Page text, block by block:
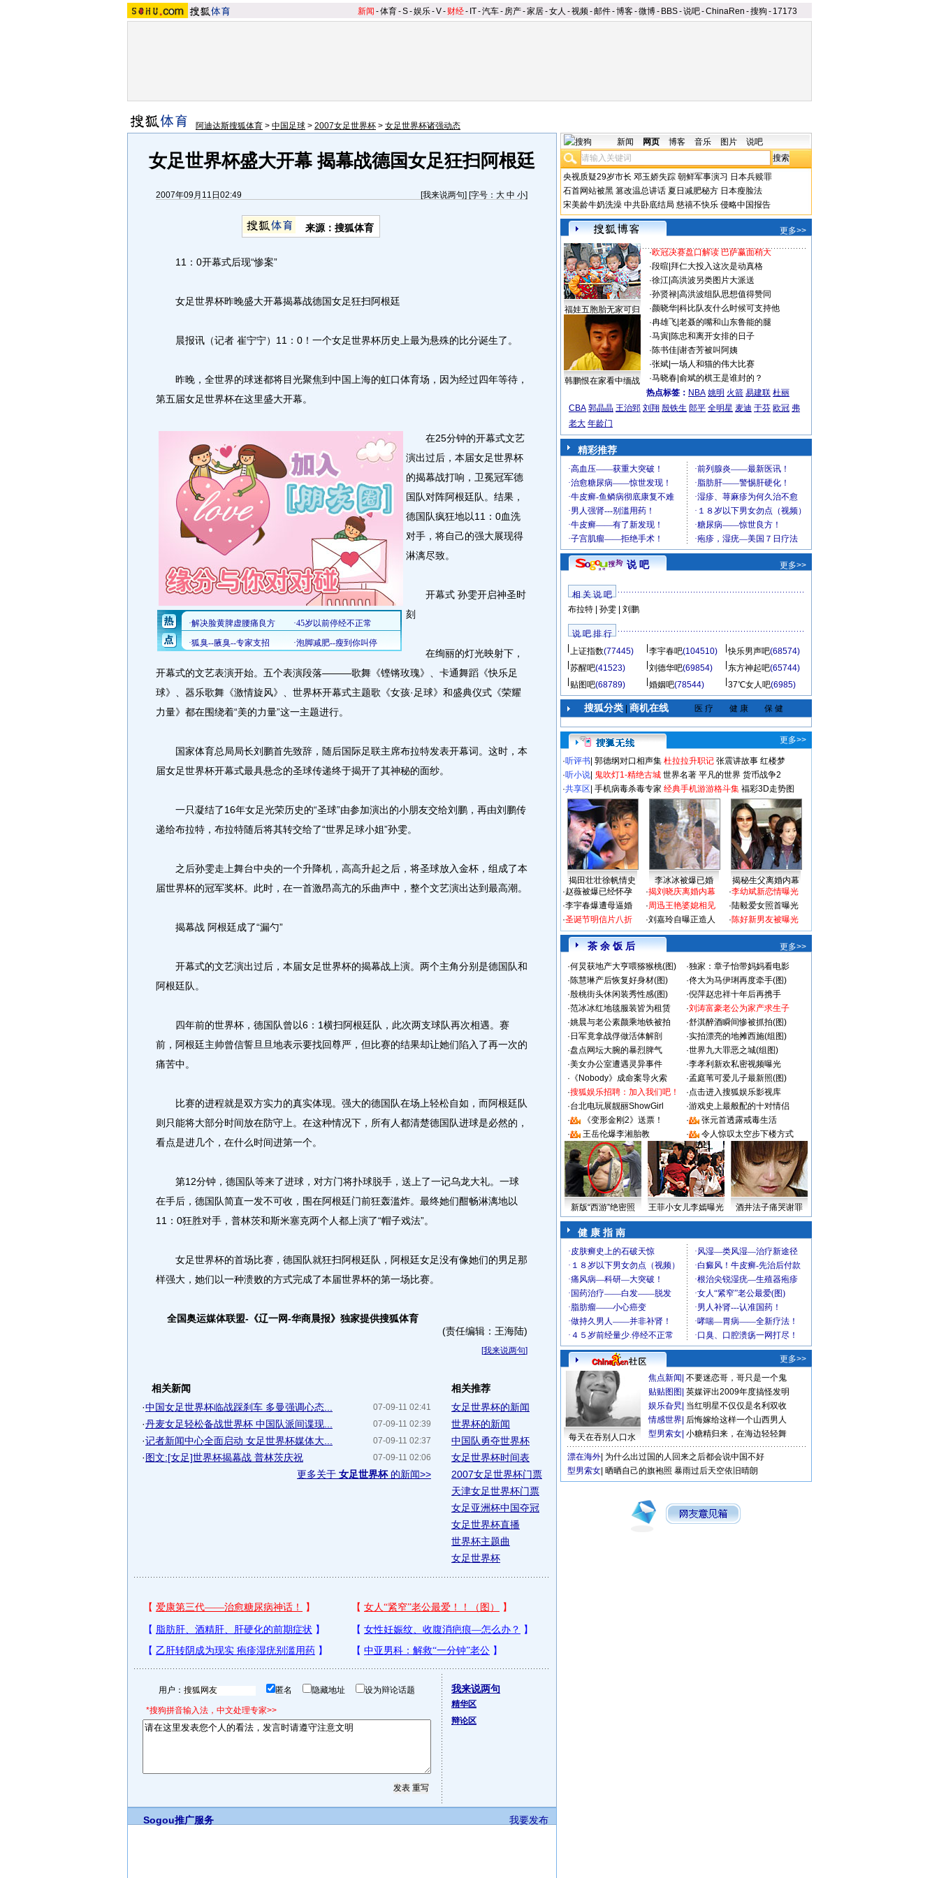
新闻 -体育-S-娱乐-V- 财经- IT-汽车- 房产-家居-女人 -视频-邮件-博客-微博- BBS-说吧-ChinaRen -搜狗 - 17173
阿迪达斯搜狐体育 > 中国足球 > 2007女足世界杯 > 女足世界杯诸强动态
女足世界杯盛大开幕 揭幕战德国女足狂扫阿根廷
2007年09月11日02:49 [我来说两句] [字号： 大 中 小]
来源：搜狐体育
11：0开幕式后现“惨案”
女足世界杯昨晚盛大开幕揭幕战德国女足狂扫阿根廷
晨报讯（记者 崔宁宁）11：0！一个女足世界杯历史上最为悬殊的比分诞生了。
昨晚，全世界的球迷都将目光聚焦到中国上海的虹口体育场，因为经过四年等待，
第五届女足世界杯在这里盛大开幕。
在25分钟的开幕式文艺
演出过后，本届女足世界杯
的揭幕战打响，卫冕冠军德
国队对阵阿根廷队。结果，
德国队疯狂地以11：0血洗
对手，将自己的强大展现得
淋漓尽致。
开幕式 孙雯开启神圣时
刻
在绚丽的灯光映射下，
开幕式的文艺表演开始。五个表演段落———歌舞《铿锵玫瑰》、卡通舞蹈《快乐足
球》、器乐歌舞《激情旋风》、世界杯开幕式主题歌《女孩·足球》和盛典仪式《荣耀
力量》都在围绕着“美的力量”这一主题进行。
国家体育总局局长刘鹏首先致辞，随后国际足联主席布拉特发表开幕词。这时，本
届女足世界杯开幕式最具悬念的圣球传递终于揭开了其神秘的面纱。
一只凝结了16年女足光荣历史的“圣球”由参加演出的小朋友交给刘鹏，再由刘鹏传
递给布拉特，布拉特随后将其转交给了“世界足球小姐”孙雯。
之后孙雯走上舞台中央的一个升降机，高高升起之后，将圣球放入金杯，组成了本
届世界杯的冠军奖杯。此时，在一首激昂高亢的乐曲声中，整个文艺演出达到最高潮。
揭幕战 阿根廷成了“漏勺”
开幕式的文艺演出过后，本届女足世界杯的揭幕战上演。两个主角分别是德国队和
阿根廷队。
四年前的世界杯，德国队曾以6：1横扫阿根廷队，此次两支球队再次相遇。赛
前，阿根廷主帅曾信誓旦旦地表示要找回尊严，但比赛的结果却让她们陷入了再一次的
痛苦中。
比赛的进程就是双方实力的真实体现。强大的德国队在场上轻松自如，而阿根廷队
则只能将大部分时间放在防守上。在这种情况下，所有人都清楚德国队进球是必然的，
看点是进几个，在什么时间进第一个。
第12分钟，德国队等来了进球，对方门将扑球脱手，送上了一记乌龙大礼。一球
在手后，德国队简直一发不可收，围在阿根廷门前狂轰滥炸。最终她们酣畅淋漓地以
11：0狂胜对手，普林茨和斯米塞克两个人都上演了“帽子戏法”。
女足世界杯的首场比赛，德国队就狂扫阿根廷队，阿根廷女足没有像她们的男足那
样强大，她们以一种溃败的方式完成了本届世界杯的第一场比赛。
全国奥运媒体联盟-《辽一网-华商晨报》独家提供搜狐体育
(责任编辑：王海陆)
[我来说两句]
相关新闻
07-09-11 02:41
·中国女足世界杯临战踩刹车 多曼强调心态...
07-09-11 02:39
·丹麦女足轻松备战世界杯 中国队派间谍现...
07-09-11 02:37
·记者新闻中心全面启动 女足世界杯媒体大...
07-09-11 02:06
·图文:[女足]世界杯揭幕战 普林茨庆祝
更多关于 女足世界杯的新闻>>
相关推荐
女足世界杯的新闻
世界杯的新闻
中国队勇夺世界杯
女足世界杯时间表
2007女足世界杯门票
天津女足世界杯门票
女足亚洲杯中国夺冠
女足世界杯直播
世界杯主题曲
女足世界杯
用户： 匿名 隐藏地址 设为辩论话题
*搜狗拼音输入法，中文处理专家>>
我来说两句
精华区
辩论区
我要发布
Sogou推广服务
新闻 网页 博客 音乐 图片 说吧
央视质疑29岁市长 邓玉娇失踪 朝鲜军事演习 日本兵赎罪
石首网站被黑 篡改温总讲话 夏日减肥秘方 日本瘦脸法
宋美龄牛奶洗澡 中共卧底结局 慈禧不快乐 侵略中国报告
更多>>
福娃五胞胎无家可归
韩鹏恨在家看中缅战
·欧冠决赛盘口解读 巴萨赢面稍大
·段暄 拜仁大投入这次是动真格
·徐江| 高洪波另类图片大派送
·孙贤禄| 高洪波组队思想值得赞同
·颜晓华| 科比队友什么时候可支持他
·冉雄飞| 老聂的嘴和山东鲁能的腿
·马寅| 陈忠和离开女排的日子
·陈书佳| 谢杏芳被叫阿姨
·张斌| 一场人和猫的伟大比赛
·马晓春| 俞斌的棋王是谁封的？
热点标签： NBA 姚明 火箭 易建联 杜丽
CBA 郭晶晶 王治郅 刘翔 殷铁生 郎平 全明星 麦迪 于芬 欧冠 弗
老大 年龄门
精彩推荐
说 吧 更多>>
相 关 说 吧
布拉特| 孙雯| 刘鹏
说 吧 排 行
上证指数(77445) 李宇春吧(104510) 快乐男声吧(68574)
苏醒吧(41523) 刘德华吧(69854) 东方神起吧(65744)
贴图吧(68789) 婚姻吧(78544) 37℃女人吧(6985)
搜狐分类| 商机在线 医 疗 健 康 保 健
更多>>
·听评书 郭德纲对口相声集 杜拉拉升职记 张震讲故事 红楼梦
·听小说 鬼吹灯1-精绝古城 世界名著 平凡的世界 货币战争2
·共享区 手机病毒杀毒专家 经典手机游游格斗集 福彩3D走势图
揭田壮壮徐帆情史 李冰冰被爆已婚
揭秘生父离婚内幕
·赵薇被爆已经怀孕
·李宇春爆遭母逼婚
·圣诞节明信片八折
·揭刘晓庆离婚内幕
·周迅王艳婆媳相见
·刘嘉玲自曝正造人
·李幼斌新恋情曝光
·陆毅爱女照首曝光
·陈好新男友被曝光
茶 余 饭 后
更多>>
·何炅获地产大亨喂猕猴桃(图) ·独家：章子怡带妈妈看电影
·陈慧琳产后恢复好身材(图) ·佟大为马伊琍再度牵手(图)
·殷桃街头休闲装秀性感(图) ·倪萍赵忠祥十年后再携手
·范冰冰红地毯服装皆为租赁 ·刘涛富豪老公为家产求生子
·姚晨与老公素颜乘地铁被拍 ·舒淇醉酒瞬间惨被抓拍(图)
· 日军竟拿战俘做活体解剖 ·实拍漂亮的地摊西施(组图)
·盘点网坛大腕的暴烈脾气 ·世界九大罪恶之城(组图)
·美女办公室遭遇灵异事件 ·李孝利新欢私密视频曝光
· 《Nobody》成命案导火索 ·孟庭苇可爱儿子最新照(图)
·搜狐娱乐招聘：加入我们吧！ ·点击进入搜狐娱乐影视库
·台北电玩展靓丽ShowGirl ·游戏史上最般配的十对情侣
·
《变形金刚2》送票！ ·
张元首透露戒毒生活
·
王岳伦爆李湘胎教 · 令人惊叹太空步下楼方式
新版“西游”绝密照 王菲小女儿李嫣曝光 酒井法子痛哭谢罪
健 康 指 南
更多>>
每天在吞别人口水
焦点新闻 不要迷恋哥，哥只是一个鬼
贴贴图图 英媒评出2009年度搞怪发明
娱乐旮旯 当红明星不仅仅是名利双收
情感世界 后悔嫁给这样一个山西男人
型男索女 小糖精归来，在海边轻轻舞
漂在海外 为什么出过国的人回来之后都会说中国不好
型男索女 晒晒自己的旗袍照 暴雨过后天空依旧晴朗